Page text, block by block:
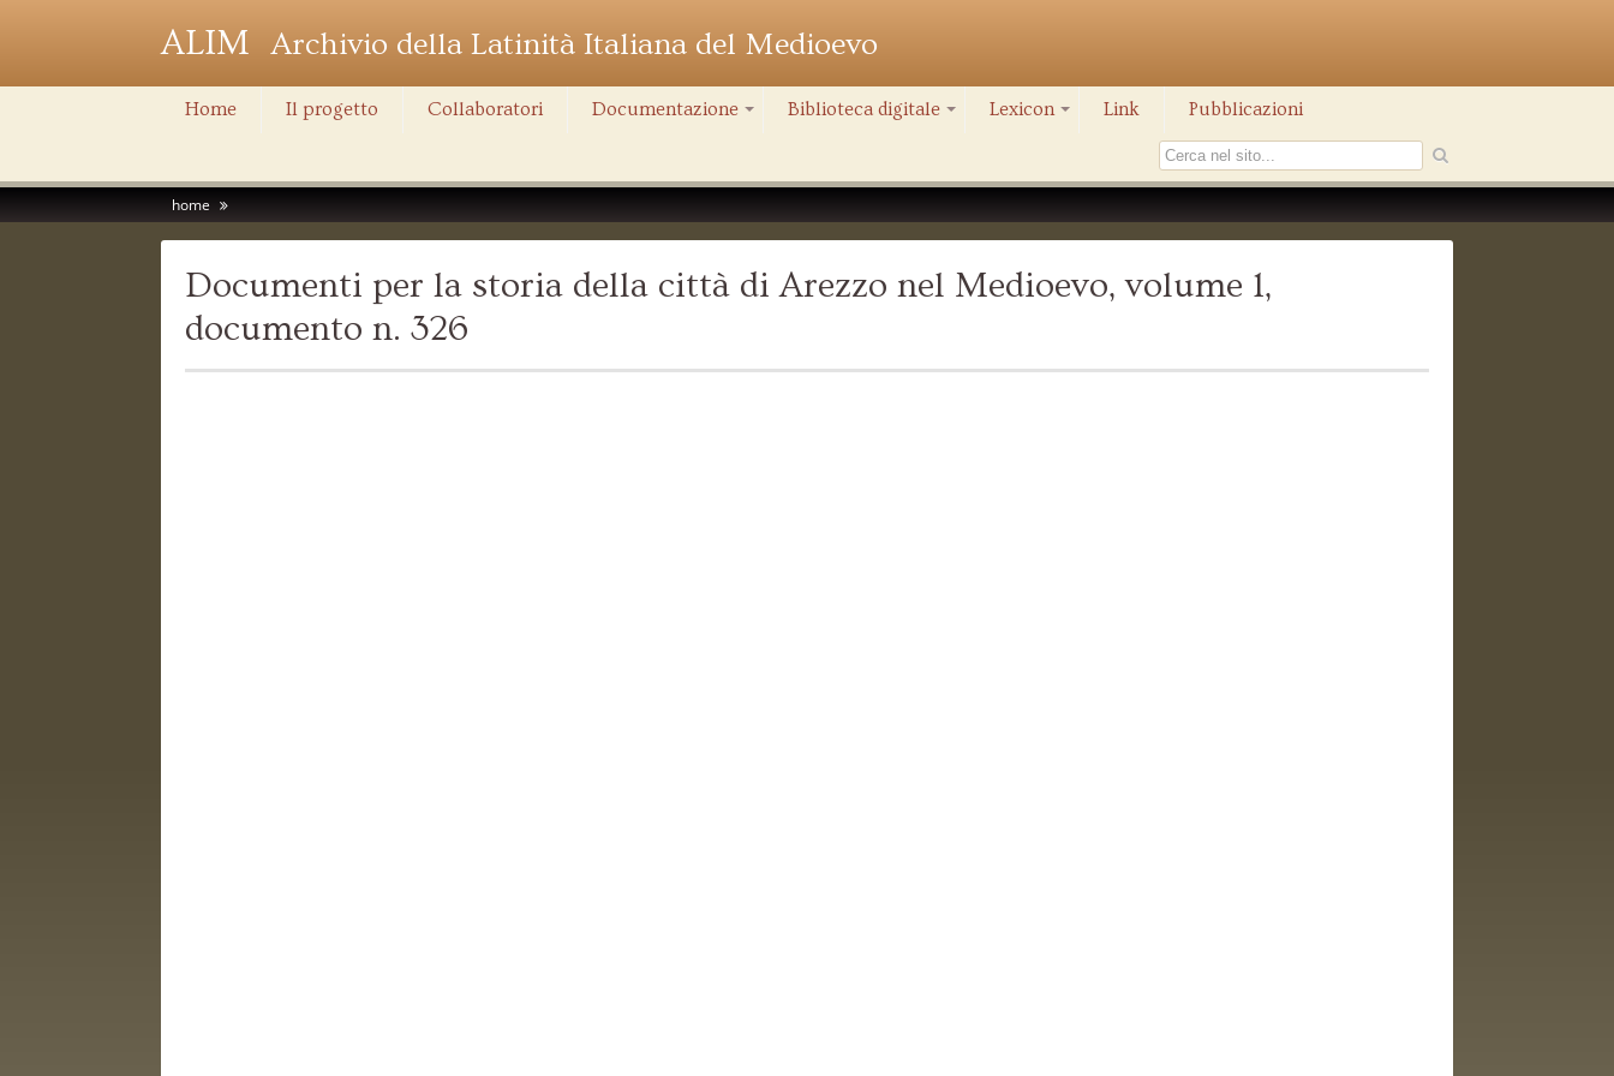
ALIM Archivio della Latinità Italiana del Medioevo
Home Il progetto Collaboratori Documentazione Biblioteca digitale Lexicon Link Pubblicazioni
home
Documenti per la storia della città di Arezzo nel Medioevo, volume 1,
documento n. 326